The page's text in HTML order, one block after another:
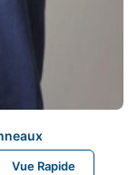
Vue Rapide